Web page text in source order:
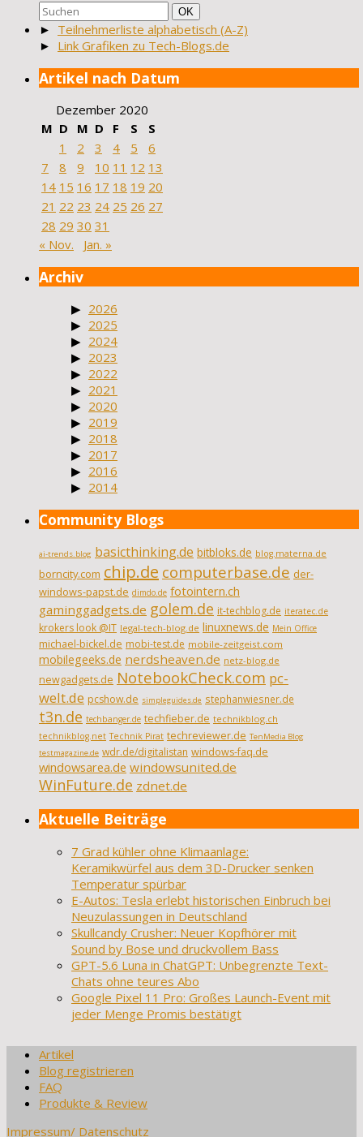
Suchen
nach:
Suchen
OK
► Teilnehmerliste alphabetisch (A-Z)
► Link Grafiken zu Tech-Blogs.de
Artikel nach Datum
Dezember 2020
M D M D F S
S
1
2 3 4 5
6
7
8 9 10 11 12 13
14 15 16 17 18 19 20
21 22 23 24 25 26 27
28 29 30 31
« Nov.
Jan. »
Archiv
2026
2025
2024
2023
2022
2021
2020
2019
2018
2017
2016
2014
Community Blogs
ai-trends.blog basicthinking.de bitbloks.de blog.materna.de
borncity.com chip.de computerbase.de der-
windows-papst.de dimdo.de fotointern.ch
gaminggadgets.de golem.de it-techblog.de iteratec.de
krokers look @IT legal-tech-blog.de linuxnews.de Mein Office
michael-bickel.de mobi-test.de mobile-zeitgeist.com
mobilegeeks.de nerdsheaven.de netz-blog.de
newgadgets.de NotebookCheck.com pc-
welt.de pcshow.de simpleguides.de stephanwiesner.de
t3n.de techbanger.de techfieber.de technikblog.ch
technikblog.net Technik Pirat techreviewer.de TenMedia Blog
testmagazine.de wdr.de/digitalistan windows-faq.de
windowsarea.de windowsunited.de
WinFuture.de zdnet.de
Aktuelle Beiträge
7 Grad kühler ohne Klimaanlage:
Keramikwürfel aus dem 3D-Drucker senken
Temperatur spürbar
E-Autos: Tesla erlebt historischen Einbruch bei
Neuzulassungen in Deutschland
Skullcandy Crusher: Neuer Kopfhörer mit
Sound by Bose und druckvollem Bass
GPT-5.6 Luna in ChatGPT: Unbegrenzte Text-
Chats ohne teures Abo
Google Pixel 11 Pro: Großes Launch-Event mit
jeder Menge Promis bestätigt
Artikel
Blog registrieren
FAQ
Produkte & Review
Impressum/ Datenschutz